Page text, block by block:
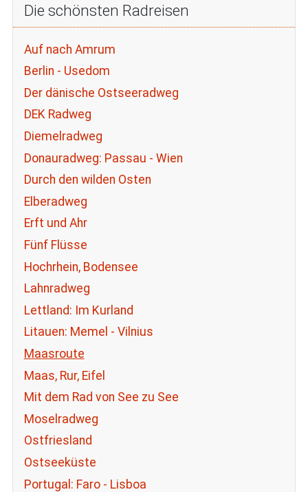
Die schönsten Radreisen
Auf nach Amrum
Berlin - Usedom
Der dänische Ostseeradweg
DEK Radweg
Diemelradweg
Donauradweg: Passau - Wien
Durch den wilden Osten
Elberadweg
Erft und Ahr
Fünf Flüsse
Hochrhein, Bodensee
Lahnradweg
Lettland: Im Kurland
Litauen: Memel - Vilnius
Maasroute
Maas, Rur, Eifel
Mit dem Rad von See zu See
Moselradweg
Ostfriesland
Ostseeküste
Portugal: Faro - Lisboa